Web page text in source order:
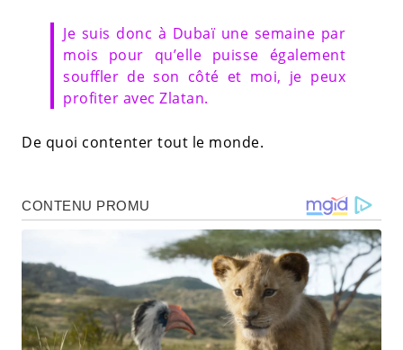
Je suis donc à Dubaï une semaine par
mois pour qu’elle puisse également
souffler de son côté et moi, je peux
profiter avec Zlatan.
De quoi contenter tout le monde.